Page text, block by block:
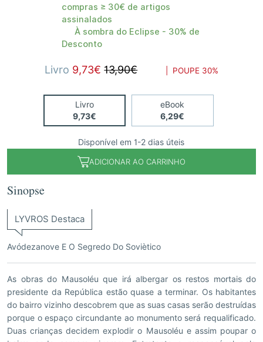
compras ≥ 30€ de artigos
assinalados
À sombra do Eclipse - 30% de
Desconto
Livro 9,73€ 13,90€ | POUPE 30%
Livro
9,73€
eBook
6,29€
Disponível em 1-2 dias úteis
ADICIONAR AO CARRINHO
Sinopse
LYVROS Destaca
Avódezanove E O Segredo Do Soviètico
As obras do Mausoléu que irá albergar os restos mortais do
presidente da República estão quase a terminar. Os habitantes
do bairro vizinho descobrem que as suas casas serão destruídas
porque o espaço circundante ao monumento será requalificado.
Duas crianças decidem explodir o Mausoléu e assim poupar o